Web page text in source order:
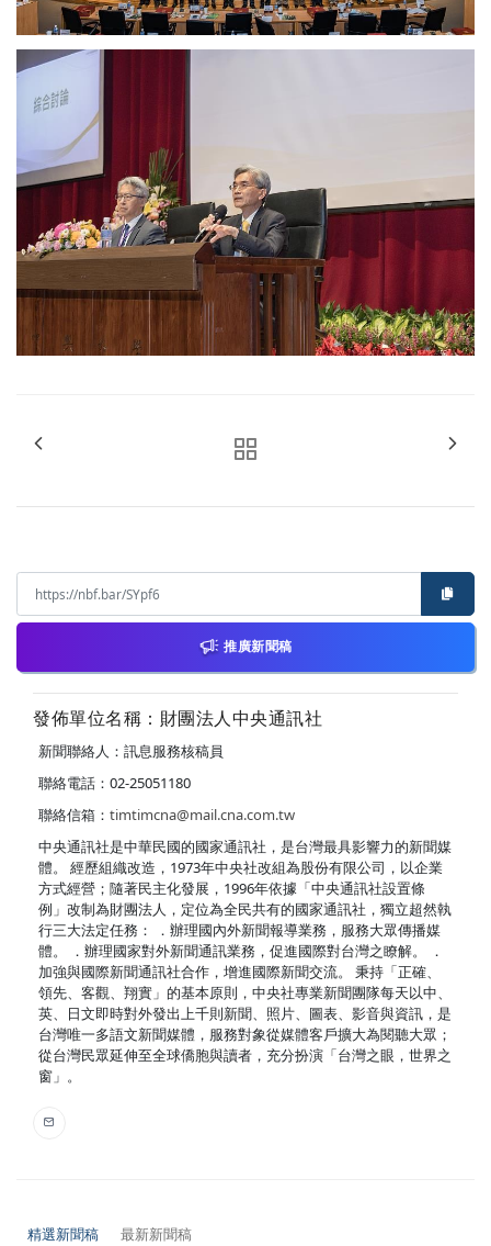
推廣新聞稿
發佈單位名稱：財團法人中央通訊社
新聞聯絡人：訊息服務核稿員
聯絡電話：02-25051180
聯絡信箱： timtimcna@mail.cna.com.tw
中央通訊社是中華民國的國家通訊社，是台灣最具影響力的新聞媒
體。 經歷組織改造，1973年中央社改組為股份有限公司，以企業
方式經營；隨著民主化發展，1996年依據「中央通訊社設置條
例」改制為財團法人，定位為全民共有的國家通訊社，獨立超然執
行三大法定任務： ．辦理國內外新聞報導業務，服務大眾傳播媒
體。 ．辦理國家對外新聞通訊業務，促進國際對台灣之瞭解。 ．
加強與國際新聞通訊社合作，增進國際新聞交流。 秉持「正確、
領先、客觀、翔實」的基本原則，中央社專業新聞團隊每天以中、
英、日文即時對外發出上千則新聞、照片、圖表、影音與資訊，是
台灣唯一多語文新聞媒體，服務對象從媒體客戶擴大為閱聽大眾；
從台灣民眾延伸至全球僑胞與讀者，充分扮演「台灣之眼，世界之
窗」。
精選新聞稿 最新新聞稿